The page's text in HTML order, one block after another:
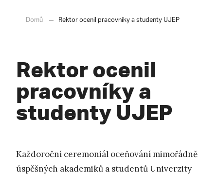
Domů Rektor ocenil pracovníky a studenty UJEP
Rektor ocenil
pracovníky a
studenty UJEP
Každoroční ceremoniál oceňování mimořádně
úspěšných akademiků a studentů Univerzity